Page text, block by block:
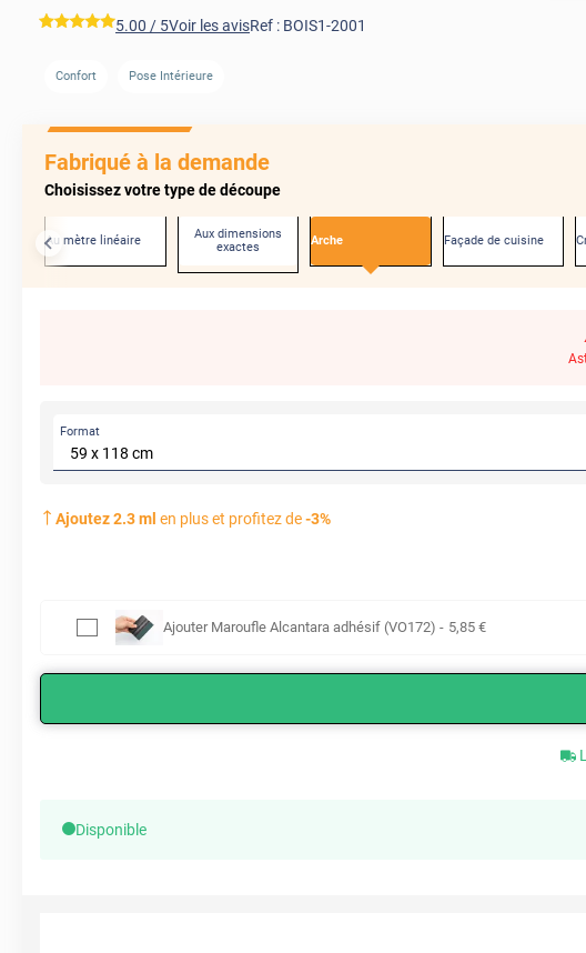
*****
5.00 / 5Voir les avisRef : BOIS1-2001
Confort Pose Intérieure
Fabriqué à la demande
Choisissez votre type de découpe
Au mètre linéaire
Aux dimensions
exactes
Arche Façade de cuisine
Format
Ajoutez2.3ml en plus et profitez de-3%
Ajouter Maroufle Alcantara adhésif (VO172) - 5,85 €
Disponible